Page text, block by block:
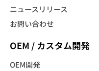
ニュースリリース
お問い合わせ
OEM / カスタム開発
OEM開発